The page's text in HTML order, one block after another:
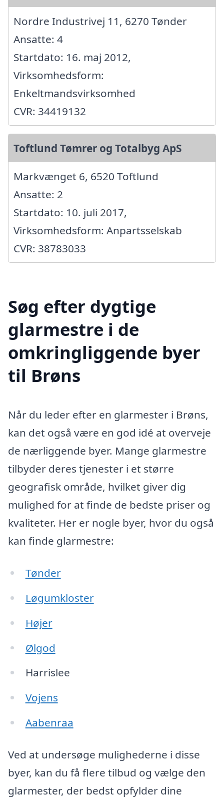
Nordre Industrivej 11, 6270 Tønder
Ansatte: 4
Startdato: 16. maj 2012,
Virksomhedsform:
Enkeltmandsvirksomhed
CVR: 34419132
Toftlund Tømrer og Totalbyg ApS
Markvænget 6, 6520 Toftlund
Ansatte: 2
Startdato: 10. juli 2017,
Virksomhedsform: Anpartsselskab
CVR: 38783033
Søg efter dygtige
glarmestre i de
omkringliggende byer
til Brøns
Når du leder efter en glarmester i Brøns,
kan det også være en god idé at overveje
de nærliggende byer. Mange glarmestre
tilbyder deres tjenester i et større
geografisk område, hvilket giver dig
mulighed for at finde de bedste priser og
kvaliteter. Her er nogle byer, hvor du også
kan finde glarmestre:
Tønder
Løgumkloster
Højer
Ølgod
Harrislee
Vojens
Aabenraa
Ved at undersøge mulighederne i disse
byer, kan du få flere tilbud og vælge den
glarmester, der bedst opfylder dine